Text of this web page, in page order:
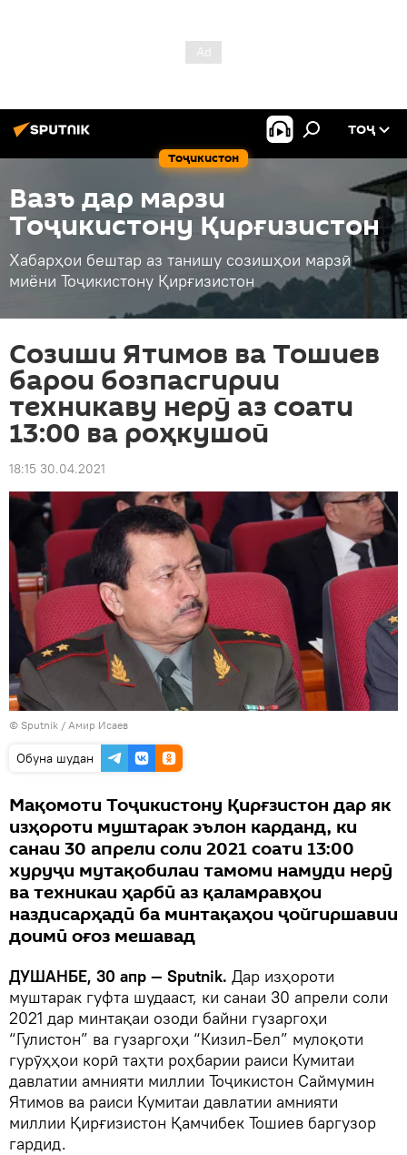
Тоҷикистон
ТОҶ
Вазъ дар марзи
Тоҷикистону Қирғизистон
Хабарҳои бештар аз танишу созишҳои марзӣ
миёни Тоҷикистону Қирғизистон
Созиши Ятимов ва Тошиев
барои бозпасгирии
техникаву нерӯ аз соати
13:00 ва роҳкушоӣ
18:15 30.04.2021
© Sputnik / Амир Исаев
Обуна шудан
Мақомоти Тоҷикистону Қирғзистон дар як
изҳороти муштарак эълон карданд, ки
санаи 30 апрели соли 2021 соати 13:00
хуруҷи мутақобилаи тамоми намуди нерӯ
ва техникаи ҳарбӣ аз қаламравҳои
наздисарҳадӣ ба минтақаҳои ҷойгиршавии
доимӣ оғоз мешавад
ДУШАНБЕ, 30 апр — Sputnik. Дар изҳороти
муштарак гуфта шудааст, ки санаи 30 апрели соли
2021 дар минтақаи озоди байни гузаргоҳи
“Гулистон” ва гузаргоҳи “Кизил-Бел” мулоқоти
гурӯҳҳои корӣ таҳти роҳбарии раиси Кумитаи
давлатии амнияти миллии Тоҷикистон Саймумин
Ятимов ва раиси Кумитаи давлатии амнияти
миллии Қирғизистон Қамчибек Тошиев баргузор
гардид.